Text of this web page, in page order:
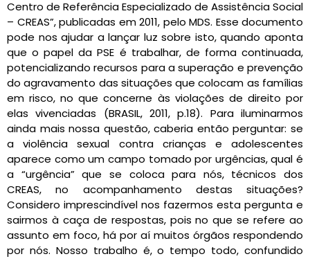
Centro de Referência Especializado de Assistência Social
– CREAS”, publicadas em 2011, pelo MDS. Esse documento
pode nos ajudar a lançar luz sobre isto, quando aponta
que o papel da PSE é trabalhar, de forma continuada,
potencializando recursos para a superação e prevenção
do agravamento das situações que colocam as famílias
em risco, no que concerne às violações de direito por
elas vivenciadas (BRASIL, 2011, p.18). Para iluminarmos
ainda mais nossa questão, caberia então perguntar: se
a violência sexual contra crianças e adolescentes
aparece como um campo tomado por urgências, qual é
a “urgência” que se coloca para nós, técnicos dos
CREAS, no acompanhamento destas situações?
Considero imprescindível nos fazermos esta pergunta e
sairmos à caça de respostas, pois no que se refere ao
assunto em foco, há por aí muitos órgãos respondendo
por nós. Nosso trabalho é, o tempo todo, confundido